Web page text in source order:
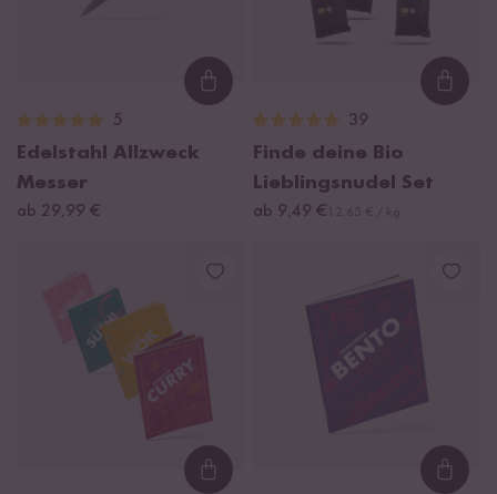
Loading...
5
Edelstahl Allzweck
Messer
ab 29,99 €
39
Finde deine Bio
Lieblingsnudel Set
ab 9,49 €
Loading...